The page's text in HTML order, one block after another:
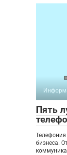
Пять
бизнеса.